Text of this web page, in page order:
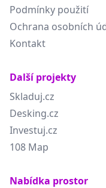
Podmínky použití
Ochrana osobních
Kontakt
Další projekty
Skladuj.cz
Desking.cz
Investuj.cz
108 Map
Nabídka prostor